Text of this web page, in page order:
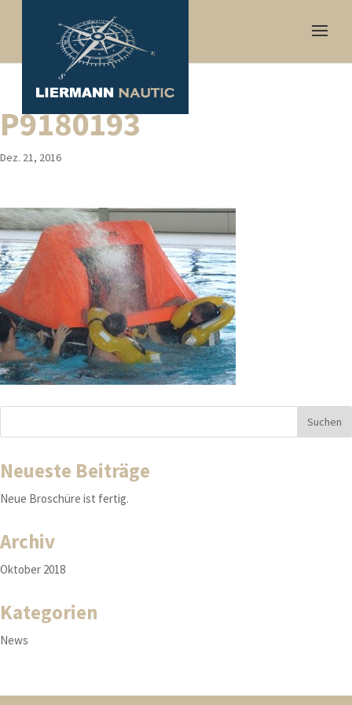
P9180193
Dez. 21, 2016
Neueste Beiträge
Neue Broschüre ist fertig.
Archiv
Oktober 2018
Kategorien
News